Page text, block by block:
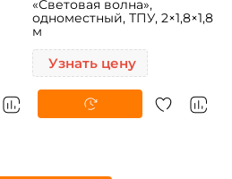
«Световая волна»,
одноместный, ТПУ, 2×1,8×1,8
м
Узнать цену